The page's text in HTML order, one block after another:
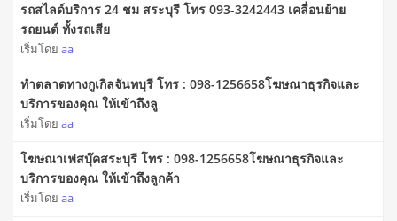
รถสไลด์บริการ 24 ชม สระบุรี โทร 093-3242443 เคลื่อนย้าย
รถยนต์ ทั้งรถเสีย
เริ่มโดย aa
ทำตลาดทางกูเกิลจันทบุรี โทร : 098-1256658โฆษณาธุรกิจและ
บริการของคุณ ให้เข้าถึงลู
เริ่มโดย aa
โฆษณาเฟสบุ๊คสระบุรี โทร : 098-1256658โฆษณาธุรกิจและ
บริการของคุณ ให้เข้าถึงลูกค้า
เริ่มโดย aa